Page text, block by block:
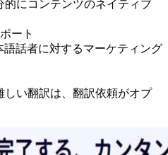
にコンテンツのネイティブ
ート
話者に対するマーケティング
い翻訳は、翻訳依頼がオプ